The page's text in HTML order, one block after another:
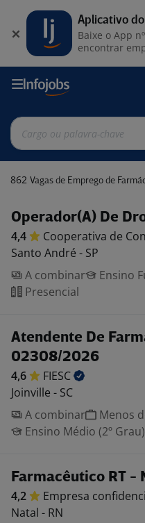
862 Vagas de Emprego de
Operador(A) De
4,4 Cooperativa de
Santo André - SP
A combinar
Ensino
Presencial
Atendente De
02308/2026
4,6
FIESC
Joinville - SC
A combinar
Menos
Ensino Médio (2º Grau)
Farmacêutico RT -
4,2 Empresa
Natal - RN
Aplicativo
Baixe o App
encontrar